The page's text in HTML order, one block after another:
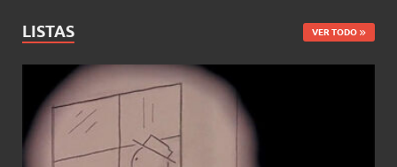
LISTAS VER TODO